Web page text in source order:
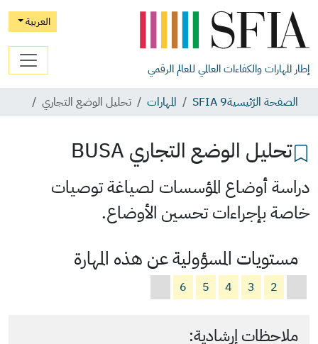
العربية
إطار المهارات والكفاءات العالمي للعالم الرقمي
الصفحة الرّئيسيةSFIA 9 المهارات تحليل الوضع التجاري
تحليل الوضع التجاري BUSA
دراسة أوضاع المؤسسات لصياغة توصيات
خاصة بإجراءات تحسين الأوضاع.
مستويات المسؤولية عن هذه المهارة
2
3
4
5
6
ملاحظات إرشادية: